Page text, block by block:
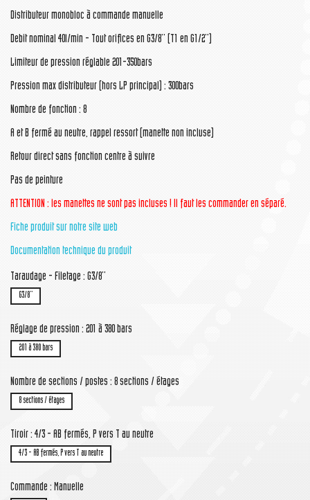
Distributeur monobloc à commande manuelle
Debit nominal 40l/min - Tout orifices en G3/8'' (T1 en G1/2'')
Limiteur de pression réglable 201-350bars
Pression max distributeur (hors LP principal) : 300bars
Nombre de fonction : 8
A et B fermé au neutre, rappel ressort (manette non incluse)
Retour direct sans fonction centre à suivre
Pas de peinture
ATTENTION : les manettes ne sont pas incluses ! Il faut les commander en séparé.
Fiche produit sur notre site web
Documentation technique du produit
Taraudage - Filetage : G3/8''
G3/8''
Réglage de pression : 201 à 380 bars
201 à 380 bars
Nombre de sections / postes : 8 sections / étages
8 sections / étages
Tiroir : 4/3 - AB fermés, P vers T au neutre
4/3 - AB fermés, P vers T au neutre
Commande : Manuelle